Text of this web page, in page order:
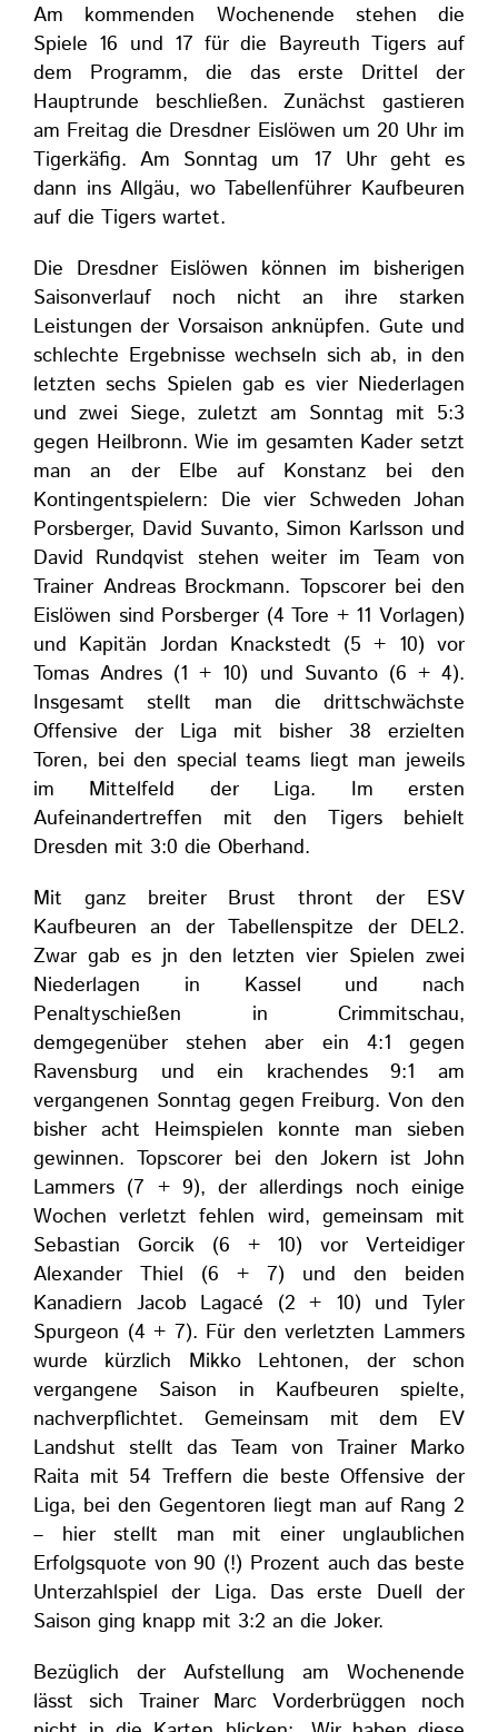
Am kommenden Wochenende stehen die
Spiele 16 und 17 für die Bayreuth Tigers auf
dem Programm, die das erste Drittel der
Hauptrunde beschließen. Zunächst gastieren
am Freitag die Dresdner Eislöwen um 20 Uhr im
Tigerkäfig. Am Sonntag um 17 Uhr geht es
dann ins Allgäu, wo Tabellenführer Kaufbeuren
auf die Tigers wartet.
Die Dresdner Eislöwen können im bisherigen
Saisonverlauf noch nicht an ihre starken
Leistungen der Vorsaison anknüpfen. Gute und
schlechte Ergebnisse wechseln sich ab, in den
letzten sechs Spielen gab es vier Niederlagen
und zwei Siege, zuletzt am Sonntag mit 5:3
gegen Heilbronn. Wie im gesamten Kader setzt
man an der Elbe auf Konstanz bei den
Kontingentspielern: Die vier Schweden Johan
Porsberger, David Suvanto, Simon Karlsson und
David Rundqvist stehen weiter im Team von
Trainer Andreas Brockmann. Topscorer bei den
Eislöwen sind Porsberger (4 Tore + 11 Vorlagen)
und Kapitän Jordan Knackstedt (5 + 10) vor
Tomas Andres (1 + 10) und Suvanto (6 + 4).
Insgesamt stellt man die drittschwächste
Offensive der Liga mit bisher 38 erzielten
Toren, bei den special teams liegt man jeweils
im Mittelfeld der Liga. Im ersten
Aufeinandertreffen mit den Tigers behielt
Dresden mit 3:0 die Oberhand.
Mit ganz breiter Brust thront der ESV
Kaufbeuren an der Tabellenspitze der DEL2.
Zwar gab es jn den letzten vier Spielen zwei
Niederlagen in Kassel und nach
Penaltyschießen in Crimmitschau,
demgegenüber stehen aber ein 4:1 gegen
Ravensburg und ein krachendes 9:1 am
vergangenen Sonntag gegen Freiburg. Von den
bisher acht Heimspielen konnte man sieben
gewinnen. Topscorer bei den Jokern ist John
Lammers (7 + 9), der allerdings noch einige
Wochen verletzt fehlen wird, gemeinsam mit
Sebastian Gorcik (6 + 10) vor Verteidiger
Alexander Thiel (6 + 7) und den beiden
Kanadiern Jacob Lagacé (2 + 10) und Tyler
Spurgeon (4 + 7). Für den verletzten Lammers
wurde kürzlich Mikko Lehtonen, der schon
vergangene Saison in Kaufbeuren spielte,
nachverpflichtet. Gemeinsam mit dem EV
Landshut stellt das Team von Trainer Marko
Raita mit 54 Treffern die beste Offensive der
Liga, bei den Gegentoren liegt man auf Rang 2
– hier stellt man mit einer unglaublichen
Erfolgsquote von 90 (!) Prozent auch das beste
Unterzahlspiel der Liga. Das erste Duell der
Saison ging knapp mit 3:2 an die Joker.
Bezüglich der Aufstellung am Wochenende
lässt sich Trainer Marc Vorderbrüggen noch